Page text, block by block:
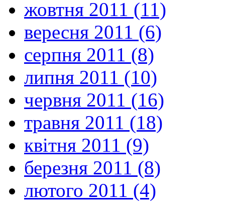
жовтня 2011 (11)
вересня 2011 (6)
серпня 2011 (8)
липня 2011 (10)
червня 2011 (16)
травня 2011 (18)
квітня 2011 (9)
березня 2011 (8)
лютого 2011 (4)